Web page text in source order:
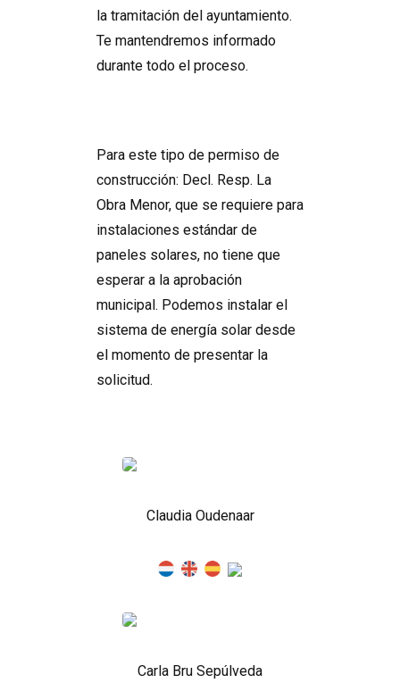
la tramitación del ayuntamiento.
Te mantendremos informado
durante todo el proceso.
Para este tipo de permiso de
construcción: Decl. Resp. La
Obra Menor, que se requiere para
instalaciones estándar de
paneles solares, no tiene que
esperar a la aprobación
municipal. Podemos instalar el
sistema de energía solar desde
el momento de presentar la
solicitud.
Claudia Oudenaar
Carla Bru Sepúlveda